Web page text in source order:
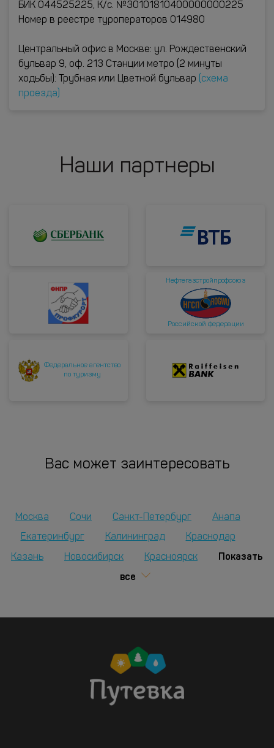
БИК 044525225, К/с. №30101810400000000225
Номер в реестре туроператоров 014980
Центральный офис в Москве: ул. Рождественский
бульвар 9, оф. 213 Станции метро (2 минуты
ходьбы): Трубная или Цветной бульвар
(схема
проезда)
Наши партнеры
Нефтегазстройпрофсоюз
Российской федерации
Федеральное агентство
по туризму
Вас может заинтересовать
Москва Сочи Санкт-Петербург
Анапа
Екатеринбург
Калининград Краснодар
Казань Новосибирск Красноярск
Показать
все